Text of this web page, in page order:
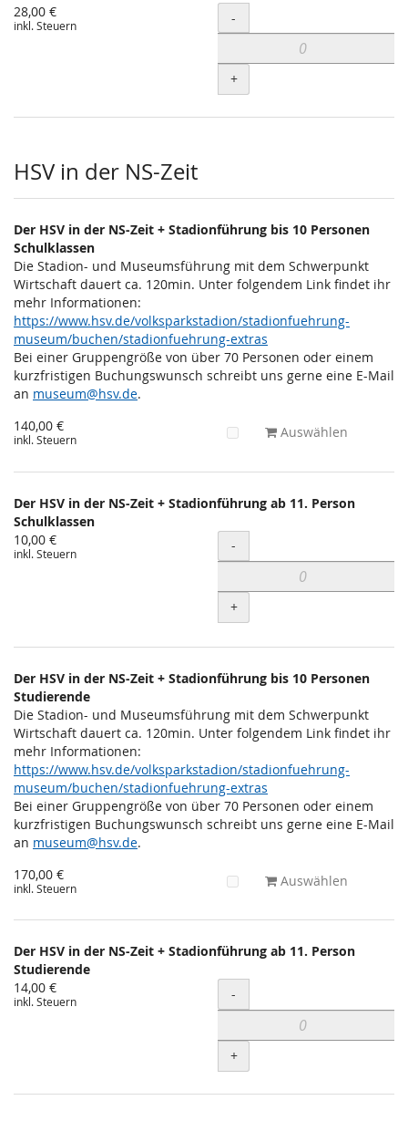
28,00 €
inkl. Steuern Menge
-
+
HSV in der NS-Zeit
Der HSV in der NS-Zeit + Stadionführung bis 10 Personen
Schulklassen
Die Stadion- und Museumsführung mit dem Schwerpunkt
Wirtschaft dauert ca. 120min. Unter folgendem Link findet ihr
mehr Informationen:
https://www.hsv.de/volksparkstadion/stadionfuehrung-
museum/buchen/stadionfuehrung-extras
Bei einer Gruppengröße von über 70 Personen oder einem
kurzfristigen Buchungswunsch schreibt uns gerne eine E-Mail
an museum@hsv.de.
140,00 €
inkl. Steuern Auswählen
Der HSV in der NS-Zeit + Stadionführung ab 11. Person
Schulklassen
10,00 €
inkl. Steuern Menge
-
+
Der HSV in der NS-Zeit + Stadionführung bis 10 Personen
Studierende
Die Stadion- und Museumsführung mit dem Schwerpunkt
Wirtschaft dauert ca. 120min. Unter folgendem Link findet ihr
mehr Informationen:
https://www.hsv.de/volksparkstadion/stadionfuehrung-
museum/buchen/stadionfuehrung-extras
Bei einer Gruppengröße von über 70 Personen oder einem
kurzfristigen Buchungswunsch schreibt uns gerne eine E-Mail
an museum@hsv.de.
170,00 €
inkl. Steuern Auswählen
Der HSV in der NS-Zeit + Stadionführung ab 11. Person
Studierende
14,00 €
inkl. Steuern Menge
-
+